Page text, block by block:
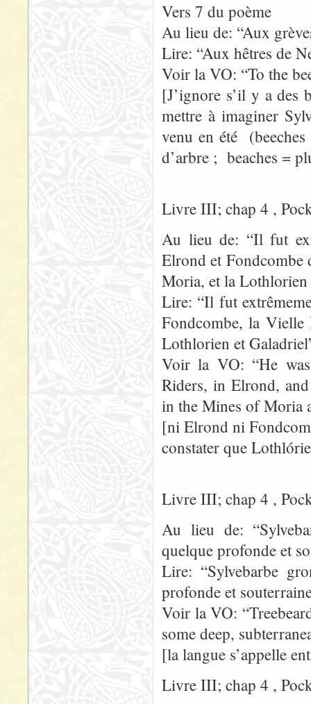
Vers 7 du poème
Au lieu de: “Aux
Lire: “Aux hêtres de
Voir la VO: “To the
[J’ignore s’il y a des
mettre à imaginer
venu en été
d’arbre ; beaches =
Livre III; chap 4 ,
Au lieu de: “Il fut
Elrond et Fondcombe
Moria, et la
Lire: “Il fut
Fondcombe, la
Lothlorien et
Voir la VO: “He
Riders, in Elrond,
in the Mines of Moria
[ni Elrond ni
constater que
Livre III; chap 4 ,
Au lieu de:
quelque profonde et
Lire: “Sylvebarbe
profonde et
Voir la VO:
some deep,
[la langue s’appelle
Livre III; chap 4 ,